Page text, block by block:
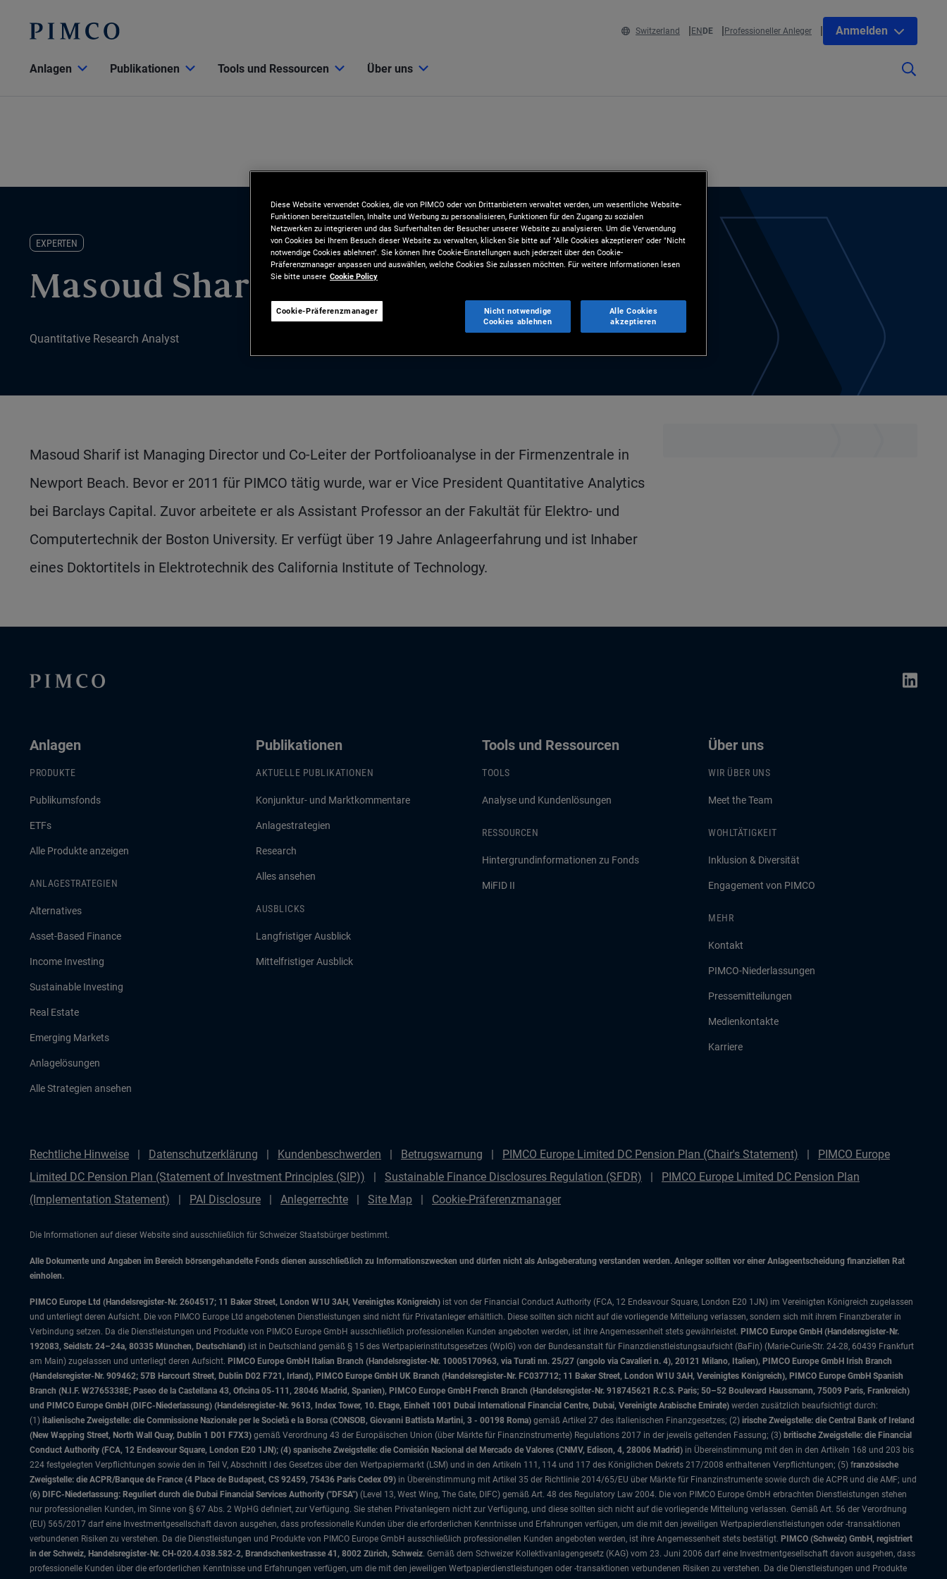
Switzerland ENDE Professioneller Anleger Anmelden
Anlagen Publikationen Tools und Ressourcen Über uns
EXPERTEN
Masoud Sharif
Quantitative Research Analyst
Masoud Sharif ist Managing Director und Co-Leiter der Portfolioanalyse in der Firmenzentrale in
Newport Beach. Bevor er 2011 für PIMCO tätig wurde, war er Vice President Quantitative Analytics
bei Barclays Capital. Zuvor arbeitete er als Assistant Professor an der Fakultät für Elektro- und
Computertechnik der Boston University. Er verfügt über 19 Jahre Anlageerfahrung und ist Inhaber
eines Doktortitels in Elektrotechnik des California Institute of Technology.
Anlagen
PRODUKTE
Publikumsfonds
ETFs
Alle Produkte anzeigen
ANLAGESTRATEGIEN
Alternatives
Asset-Based Finance
Income Investing
Sustainable Investing
Real Estate
Emerging Markets
Anlagelösungen
Alle Strategien ansehen
Publikationen
AKTUELLE PUBLIKATIONEN
Konjunktur- und Marktkommentare
Anlagestrategien
Research
Alles ansehen
AUSBLICKS
Langfristiger Ausblick
Mittelfristiger Ausblick
Tools und Ressourcen
TOOLS
Analyse und Kundenlösungen
RESSOURCEN
Hintergrundinformationen zu Fonds
MiFID II
Über uns
WIR ÜBER UNS
Meet the Team
WOHLTÄTIGKEIT
Inklusion & Diversität
Engagement von PIMCO
MEHR
Kontakt
PIMCO-Niederlassungen
Pressemitteilungen
Medienkontakte
Karriere
Rechtliche Hinweise Datenschutzerklärung Kundenbeschwerden Betrugswarnung PIMCO Europe Limited DC Pension Plan (Chair's Statement)
PIMCO Europe
Limited DC Pension Plan (Statement of Investment Principles (SIP))
Sustainable Finance Disclosures Regulation (SFDR)
PIMCO Europe Limited DC Pension Plan
(Implementation Statement)
PAI Disclosure Anlegerrechte Site Map Cookie-Präferenzmanager
Die Informationen auf dieser Website sind ausschließlich für Schweizer Staatsbürger bestimmt.
Alle Dokumente und Angaben im Bereich börsengehandelte Fonds dienen ausschließlich zu Informationszwecken und dürfen nicht als Anlageberatung verstanden werden. Anleger sollten vor einer Anlageentscheidung finanziellen Rat
einholen.
PIMCO Europe Ltd (Handelsregister-Nr. 2604517; 11 Baker Street, London W1U 3AH, Vereinigtes Königreich) ist von der Financial Conduct Authority (FCA, 12 Endeavour Square, London E20 1JN) im Vereinigten Königreich zugelassen
und unterliegt deren Aufsicht. Die von PIMCO Europe Ltd angebotenen Dienstleistungen sind nicht für Privatanleger erhältlich. Diese sollten sich nicht auf die vorliegende Mitteilung verlassen, sondern sich mit ihrem Finanzberater in
Verbindung setzen. Da die Dienstleistungen und Produkte von PIMCO Europe GmbH ausschließlich professionellen Kunden angeboten werden, ist ihre Angemessenheit stets gewährleistet. PIMCO Europe GmbH (Handelsregister-Nr.
192083, Seidlstr. 24–24a, 80335 München, Deutschland) ist in Deutschland gemäß § 15 des Wertpapierinstitutsgesetzes (WpIG) von der Bundesanstalt für Finanzdienstleistungsaufsicht (BaFin) (Marie-Curie-Str. 24-28, 60439 Frankfurt
am Main) zugelassen und unterliegt deren Aufsicht. PIMCO Europe GmbH Italian Branch (Handelsregister-Nr. 10005170963, via Turati nn. 25/27 (angolo via Cavalieri n. 4), 20121 Milano, Italien), PIMCO Europe GmbH Irish Branch
(Handelsregister-Nr. 909462; 57B Harcourt Street, Dublin D02 F721, Irland), PIMCO Europe GmbH UK Branch (Handelsregister-Nr. FC037712; 11 Baker Street, London W1U 3AH, Vereinigtes Königreich), PIMCO Europe GmbH Spanish
Branch (N.I.F. W2765338E; Paseo de la Castellana 43, Oficina 05-111, 28046 Madrid, Spanien), PIMCO Europe GmbH French Branch (Handelsregister-Nr. 918745621 R.C.S. Paris; 50–52 Boulevard Haussmann, 75009 Paris, Frankreich)
und PIMCO Europe GmbH (DIFC-Niederlassung) (Handelsregister-Nr. 9613, Index Tower, 10. Etage, Einheit 1001 Dubai International Financial Centre, Dubai, Vereinigte Arabische Emirate) werden zusätzlich beaufsichtigt durch:
(1) italienische Zweigstelle: die Commissione Nazionale per le Società e la Borsa (CONSOB, Giovanni Battista Martini, 3 - 00198 Roma) gemäß Artikel 27 des italienischen Finanzgesetzes; (2) irische Zweigstelle: die Central Bank of Ireland
(New Wapping Street, North Wall Quay, Dublin 1 D01 F7X3) gemäß Verordnung 43 der Europäischen Union (über Märkte für Finanzinstrumente) Regulations 2017 in der jeweils geltenden Fassung; (3) britische Zweigstelle: die Financial
Conduct Authority (FCA, 12 Endeavour Square, London E20 1JN); (4) spanische Zweigstelle: die Comisión Nacional del Mercado de Valores (CNMV, Edison, 4, 28006 Madrid) in Übereinstimmung mit den in den Artikeln 168 und 203 bis
224 festgelegten Verpflichtungen sowie den in Teil V, Abschnitt I des Gesetzes über den Wertpapiermarkt (LSM) und in den Artikeln 111, 114 und 117 des Königlichen Dekrets 217/2008 enthaltenen Verpflichtungen; (5) französische
Zweigstelle: die ACPR/Banque de France (4 Place de Budapest, CS 92459, 75436 Paris Cedex 09) in Übereinstimmung mit Artikel 35 der Richtlinie 2014/65/EU über Märkte für Finanzinstrumente sowie durch die ACPR und die AMF; und
(6) DIFC-Niederlassung: Reguliert durch die Dubai Financial Services Authority ("DFSA") (Level 13, West Wing, The Gate, DIFC) gemäß Art. 48 des Regulatory Law 2004. Die von PIMCO Europe GmbH erbrachten Dienstleistungen stehen
nur professionellen Kunden, im Sinne von § 67 Abs. 2 WpHG definiert, zur Verfügung. Sie stehen Privatanlegern nicht zur Verfügung, und diese sollten sich nicht auf die vorliegende Mitteilung verlassen. Gemäß Art. 56 der Verordnung
(EU) 565/2017 darf eine Investmentgesellschaft davon ausgehen, dass professionelle Kunden über die erforderlichen Kenntnisse und Erfahrungen verfügen, um die mit den jeweiligen Wertpapierdienstleistungen oder -transaktionen
verbundenen Risiken zu verstehen. Da die Dienstleistungen und Produkte von PIMCO Europe GmbH ausschließlich professionellen Kunden angeboten werden, ist ihre Angemessenheit stets bestätigt. PIMCO (Schweiz) GmbH, registriert
in der Schweiz, Handelsregister-Nr. CH-020.4.038.582-2, Brandschenkestrasse 41, 8002 Zürich, Schweiz. Gemäß dem Schweizer Kollektivanlagengesetz (KAG) vom 23. Juni 2006 darf eine Investmentgesellschaft davon ausgehen, dass
professionelle Kunden über die erforderlichen Kenntnisse und Erfahrungen verfügen, um die mit den jeweiligen Wertpapierdienstleistungen oder -transaktionen verbundenen Risiken zu verstehen. Da die Dienstleistungen und Produkte
Diese Website verwendet Cookies, die von PIMCO oder von Drittanbietern verwaltet werden, um wesentliche Website-
Funktionen bereitzustellen, Inhalte und Werbung zu personalisieren, Funktionen für den Zugang zu sozialen
Netzwerken zu integrieren und das Surfverhalten der Besucher unserer Website zu analysieren. Um die Verwendung
von Cookies bei Ihrem Besuch dieser Website zu verwalten, klicken Sie bitte auf "Alle Cookies akzeptieren" oder "Nicht
notwendige Cookies ablehnen". Sie können Ihre Cookie-Einstellungen auch jederzeit über den Cookie-
Präferenzmanager anpassen und auswählen, welche Cookies Sie zulassen möchten. Für weitere Informationen lesen
Sie bitte unsere Cookie Policy
Cookie-Präferenzmanager
Nicht notwendige
Cookies ablehnen
Alle Cookies
akzeptieren